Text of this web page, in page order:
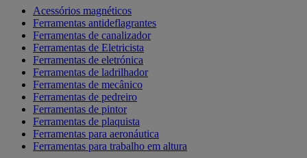
Acessórios magnéticos
Ferramentas antideflagrantes
Ferramentas de canalizador
Ferramentas de Eletricista
Ferramentas de eletrónica
Ferramentas de ladrilhador
Ferramentas de mecânico
Ferramentas de pedreiro
Ferramentas de pintor
Ferramentas de plaquista
Ferramentas para aeronáutica
Ferramentas para trabalho em altura